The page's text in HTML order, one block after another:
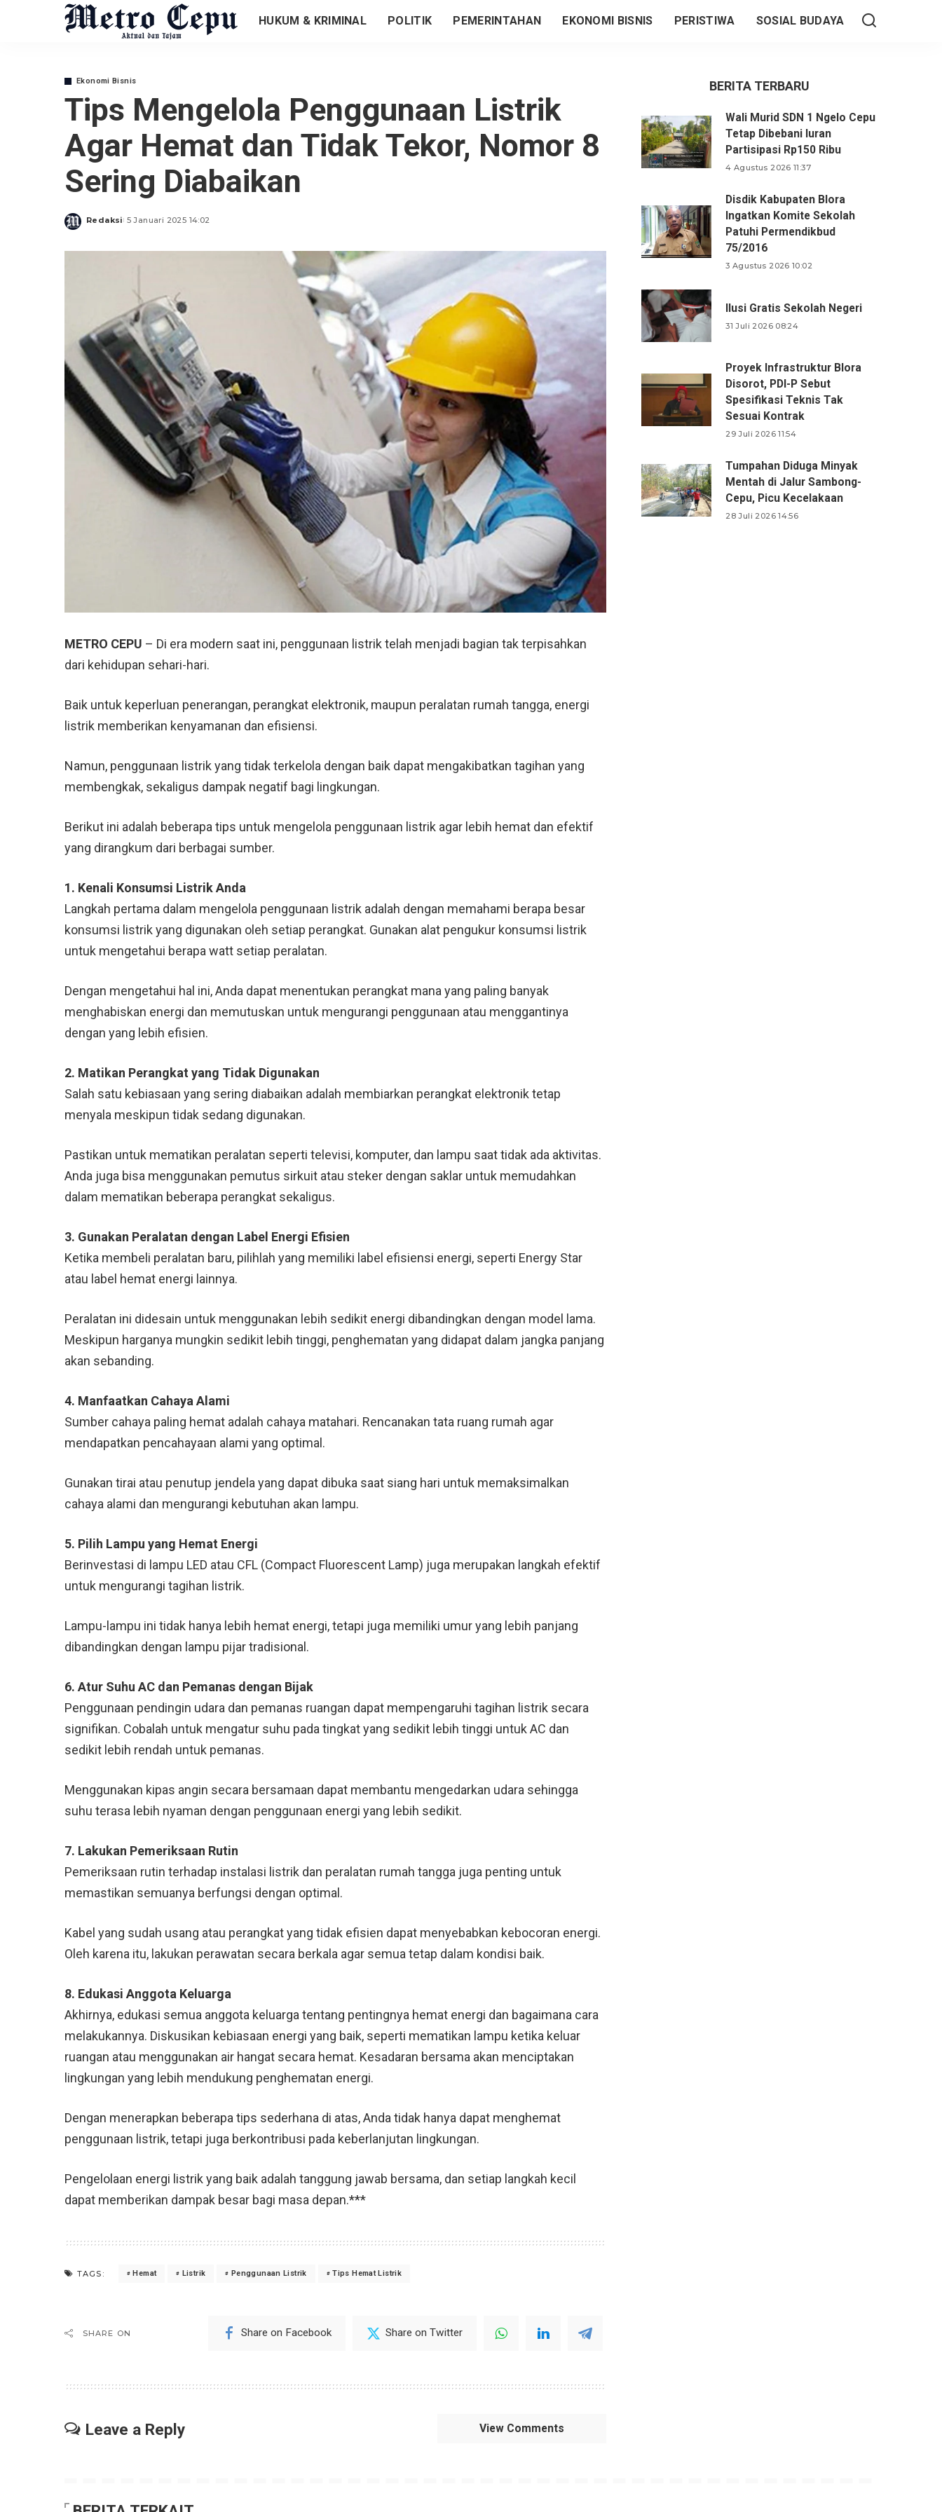
HUKUM & KRIMINAL POLITIK PEMERINTAHAN EKONOMI BISNIS PERISTIWA SOSIAL BUDAYA
Ekonomi Bisnis
Tips Mengelola Penggunaan Listrik
Agar Hemat dan Tidak Tekor, Nomor 8
Sering Diabaikan
Posted
Redaksi 5 Januari 2025 14:02
METRO CEPU – Di era modern saat ini, penggunaan listrik telah menjadi bagian tak terpisahkan
dari kehidupan sehari-hari.
Baik untuk keperluan penerangan, perangkat elektronik, maupun peralatan rumah tangga, energi
listrik memberikan kenyamanan dan efisiensi.
Namun, penggunaan listrik yang tidak terkelola dengan baik dapat mengakibatkan tagihan yang
membengkak, sekaligus dampak negatif bagi lingkungan.
Berikut ini adalah beberapa tips untuk mengelola penggunaan listrik agar lebih hemat dan efektif
yang dirangkum dari berbagai sumber.
1. Kenali Konsumsi Listrik Anda
Langkah pertama dalam mengelola penggunaan listrik adalah dengan memahami berapa besar
konsumsi listrik yang digunakan oleh setiap perangkat. Gunakan alat pengukur konsumsi listrik
untuk mengetahui berapa watt setiap peralatan.
Dengan mengetahui hal ini, Anda dapat menentukan perangkat mana yang paling banyak
menghabiskan energi dan memutuskan untuk mengurangi penggunaan atau menggantinya
dengan yang lebih efisien.
2. Matikan Perangkat yang Tidak Digunakan
Salah satu kebiasaan yang sering diabaikan adalah membiarkan perangkat elektronik tetap
menyala meskipun tidak sedang digunakan.
Pastikan untuk mematikan peralatan seperti televisi, komputer, dan lampu saat tidak ada aktivitas.
Anda juga bisa menggunakan pemutus sirkuit atau steker dengan saklar untuk memudahkan
dalam mematikan beberapa perangkat sekaligus.
3. Gunakan Peralatan dengan Label Energi Efisien
Ketika membeli peralatan baru, pilihlah yang memiliki label efisiensi energi, seperti Energy Star
atau label hemat energi lainnya.
Peralatan ini didesain untuk menggunakan lebih sedikit energi dibandingkan dengan model lama.
Meskipun harganya mungkin sedikit lebih tinggi, penghematan yang didapat dalam jangka panjang
akan sebanding.
4. Manfaatkan Cahaya Alami
Sumber cahaya paling hemat adalah cahaya matahari. Rencanakan tata ruang rumah agar
mendapatkan pencahayaan alami yang optimal.
Gunakan tirai atau penutup jendela yang dapat dibuka saat siang hari untuk memaksimalkan
cahaya alami dan mengurangi kebutuhan akan lampu.
5. Pilih Lampu yang Hemat Energi
Berinvestasi di lampu LED atau CFL (Compact Fluorescent Lamp) juga merupakan langkah efektif
untuk mengurangi tagihan listrik.
Lampu-lampu ini tidak hanya lebih hemat energi, tetapi juga memiliki umur yang lebih panjang
dibandingkan dengan lampu pijar tradisional.
6. Atur Suhu AC dan Pemanas dengan Bijak
Penggunaan pendingin udara dan pemanas ruangan dapat mempengaruhi tagihan listrik secara
signifikan. Cobalah untuk mengatur suhu pada tingkat yang sedikit lebih tinggi untuk AC dan
sedikit lebih rendah untuk pemanas.
Menggunakan kipas angin secara bersamaan dapat membantu mengedarkan udara sehingga
suhu terasa lebih nyaman dengan penggunaan energi yang lebih sedikit.
7. Lakukan Pemeriksaan Rutin
Pemeriksaan rutin terhadap instalasi listrik dan peralatan rumah tangga juga penting untuk
memastikan semuanya berfungsi dengan optimal.
Kabel yang sudah usang atau perangkat yang tidak efisien dapat menyebabkan kebocoran energi.
Oleh karena itu, lakukan perawatan secara berkala agar semua tetap dalam kondisi baik.
8. Edukasi Anggota Keluarga
Akhirnya, edukasi semua anggota keluarga tentang pentingnya hemat energi dan bagaimana cara
melakukannya. Diskusikan kebiasaan energi yang baik, seperti mematikan lampu ketika keluar
ruangan atau menggunakan air hangat secara hemat. Kesadaran bersama akan menciptakan
lingkungan yang lebih mendukung penghematan energi.
Dengan menerapkan beberapa tips sederhana di atas, Anda tidak hanya dapat menghemat
penggunaan listrik, tetapi juga berkontribusi pada keberlanjutan lingkungan.
Pengelolaan energi listrik yang baik adalah tanggung jawab bersama, dan setiap langkah kecil
dapat memberikan dampak besar bagi masa depan.***
TAGS: Hemat Listrik Penggunaan Listrik Tips Hemat Listrik
SHARE ON Share on Facebook Share on Twitter
Leave a Reply View Comments
BERITA TERBARU
Wali Murid SDN 1 Ngelo Cepu
Tetap Dibebani Iuran
Partisipasi Rp150 Ribu
4 Agustus 2026 11:37
Disdik Kabupaten Blora
Ingatkan Komite Sekolah
Patuhi Permendikbud
75/2016
3 Agustus 2026 10:02
Ilusi Gratis Sekolah Negeri
31 Juli 2026 08:24
Proyek Infrastruktur Blora
Disorot, PDI-P Sebut
Spesifikasi Teknis Tak
Sesuai Kontrak
29 Juli 2026 11:54
Tumpahan Diduga Minyak
Mentah di Jalur Sambong-
Cepu, Picu Kecelakaan
28 Juli 2026 14:56